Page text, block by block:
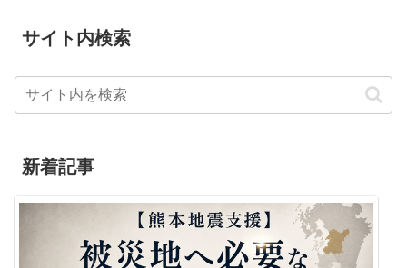
サイト内検索
新着記事